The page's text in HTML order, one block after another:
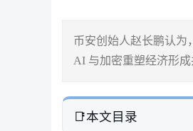
币安创始人赵长鹏认为
AI 与加密重塑经济形
本文目录